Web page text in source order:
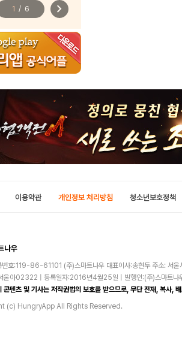
1 / 6 chevron_right
이용약관 개인정보 처리방침 청소년보호정책
나우
번호:119-86-61101 (주)스마트나우 대표이사:송현두 주소
울아02322 | 등록일자:2016년4월25일 | 발행인:(주)스마트나
콘텐츠 및 기사는 저작권법의 보호를 받으므로, 무단 전재, 복사,
(c) HungryApp All Rights Reserved.